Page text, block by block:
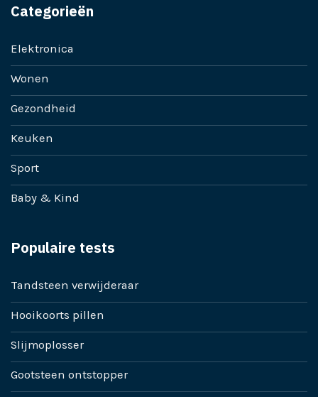
Categorieën
Elektronica
Wonen
Gezondheid
Keuken
Sport
Baby & Kind
Populaire tests
Tandsteen verwijderaar
Hooikoorts pillen
Slijmoplosser
Gootsteen ontstopper